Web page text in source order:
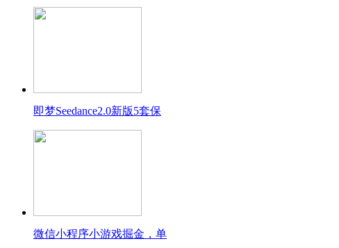
即梦Seedance2.0新版5套保
微信小程序小游戏掘金，单